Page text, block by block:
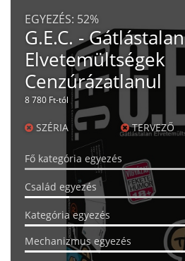
EGYEZÉS: 52%
G.E.C. - Gátlástalan
Elvetemültségek
Cenzúrázatlanul
8 780 Ft-tól
SZÉRIA TERVEZŐ
Fő kategória egyezés
Család egyezés
Kategória egyezés
Mechanizmus egyezés